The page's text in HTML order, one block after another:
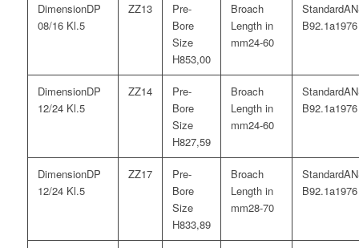
DP
08/16 Kl.5
13
53,00
24-60
B92.1a1976
DP
12/24 Kl.5
14
27,59
24-60
B92.1a1976
DP
12/24 Kl.5
17
33,89
28-70
B92.1a1976